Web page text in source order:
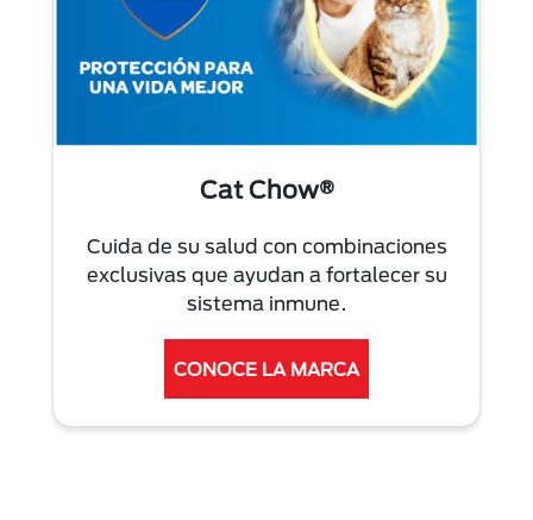
Cat Chow®
Cuida de su salud con combinaciones
exclusivas que ayudan a fortalecer su
sistema inmune.
CONOCE LA MARCA